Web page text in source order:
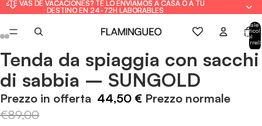
¿TE VAS DE VACACIONES? TE LO ENVIAMOS A CASA O A TU
DESTINO EN 24-72H LABORABLES
¿TE VAS DE VACACIONES? TE LO ENVIAMOS A CASA O A TU
DESTINO EN 24-72H LABORABLES
Totale
articoli
nel
Apri
immagine
a
schermo
Apri
immagine
a
schermo
Apri
immagine
a
schermo
Apri
immagine
a
schermo
Apri
immagine
a
schermo
Apri
immagine
a
schermo
Tenda da spiaggia con sacchi
di sabbia – SUNGOLD
Prezzo in offerta 44,50 € Prezzo normale
€89,00